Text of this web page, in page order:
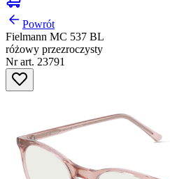
Powrót
Fielmann MC 537 BL
różowy przezroczysty
Nr art. 23791